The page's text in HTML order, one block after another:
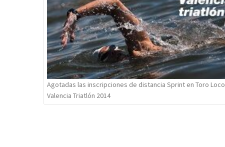
Agotadas las inscripciones de distancia Sprint en Toro Loco
Valencia Triatlón 2014